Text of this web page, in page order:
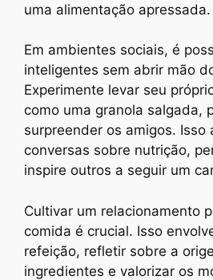
uma alimentação apressada.
Em ambientes sociais, é
inteligentes sem abrir mão
Experimente levar seu
como uma granola salgada,
surpreender os amigos. Isso
conversas sobre nutrição,
inspire outros a seguir um
Cultivar um relacionamento
comida é crucial. Isso
refeição, refletir sobre a
ingredientes e valorizar os